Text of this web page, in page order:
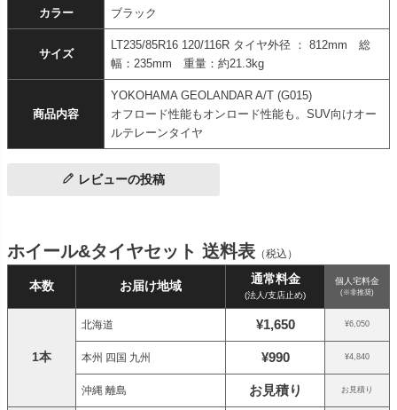
カラー ブラック
サイズ
LT235/85R16 120/116R タイヤ外径 ： 812mm 総
幅：235mm 重量：約21.3kg
商品内容
YOKOHAMA GEOLANDAR A/T (G015)
オフロード性能もオンロード性能も。SUV向けオー
ルテレーンタイヤ
レビューの投稿
ホイール&タイヤセット 送料表 （税込）
本数 お届け地域 通常料金
(法人/支店止め)
個人宅料金
(※非推奨)
1本
北海道 ¥1,650 ¥6,050
本州 四国 九州 ¥990 ¥4,840
沖縄 離島 お見積り お見積り